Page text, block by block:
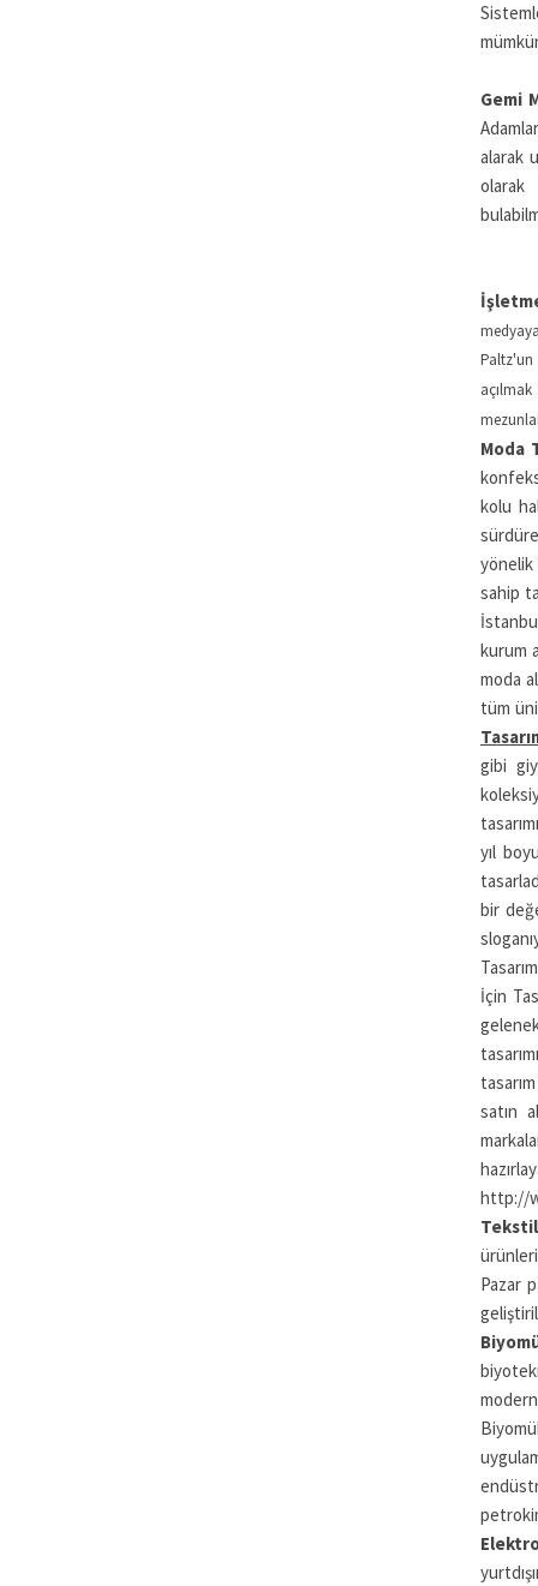
Gemi
alarak
olarak
Paltz'un
Moda
kolu
sahip
kurum
moda
tüm
gibi
yıl
bir
İçin
satın
http://
Pazar